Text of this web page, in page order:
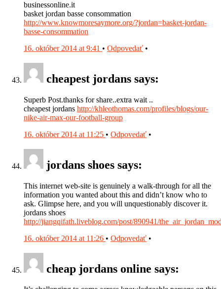
businessonline.it
basket jordan basse consommation
http://www.knowmoresaymore.org/?jordan=basket-jordan-
basse-consommation
16. október 2014 at 9:41 • Odpovedať •
cheapest jordans says:
Superb Post.thanks for share..extra wait ..
cheapest jordans http://khleothomas.com/profiles/blogs/our-
nike-air-max-our-football-group
16. október 2014 at 11:25 • Odpovedať •
jordans shoes says:
This internet web-site is genuinely a walk-through for all the
information you wanted about this and didn’t know who to
ask. Glimpse here, and you will unquestionably discover it.
jordans shoes
http://jiangqifath.liveblog.com/post/890941/
16. október 2014 at 11:26 • Odpovedať •
cheap jordans online says: